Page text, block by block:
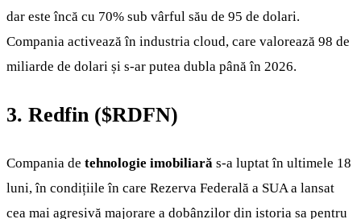
dar este încă cu 70% sub vârful său de 95 de dolari.
Compania activează în industria cloud, care valorează 98 de
miliarde de dolari și s-ar putea dubla până în 2026.
3. Redfin ($RDFN)
Compania de tehnologie imobiliară s-a luptat în ultimele 18
luni, în condițiile în care Rezerva Federală a SUA a lansat
cea mai agresivă majorare a dobânzilor din istoria sa pentru